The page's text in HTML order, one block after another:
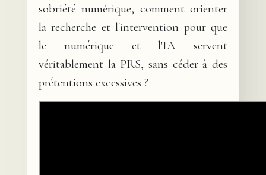
sobriété numérique, comment orienter
la recherche et l'intervention pour que
le numérique et l'IA servent
véritablement la PRS, sans céder à des
prétentions excessives ?